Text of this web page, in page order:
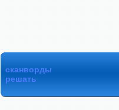
сканворды
решать